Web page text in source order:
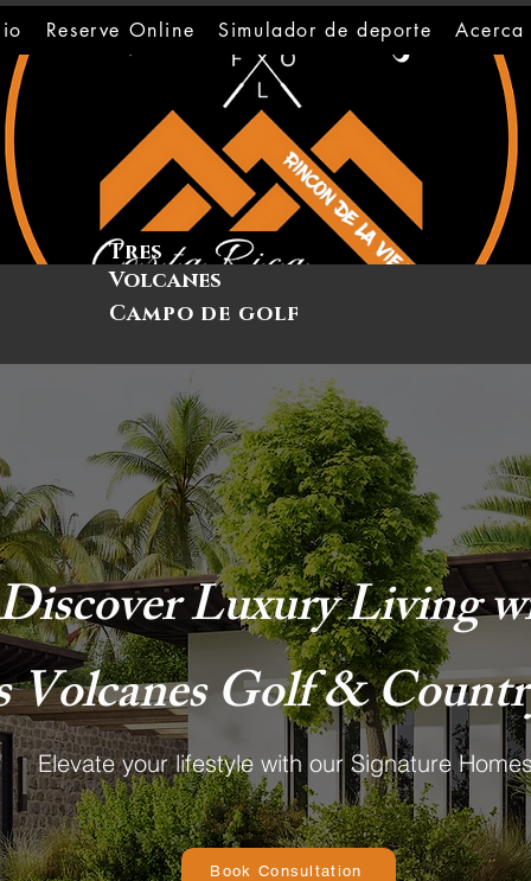
Reserve Online Simulador de deporte Acerca
Tres
Volcanes
Campo de golf
Luxury Living
Volcanes Golf &
Elevate your lifestyle with our Signature
Book Consultation